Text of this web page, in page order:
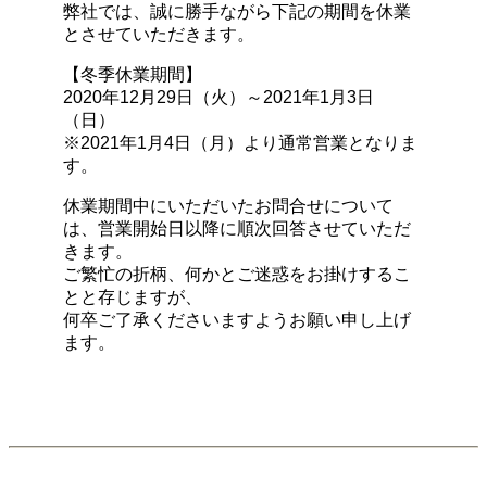
弊社では、誠に勝手ながら下記の期間を休業
とさせていただきます。
【冬季休業期間】
2020年12月29日（火）～2021年1月3日
（日）
※2021年1月4日（月）より通常営業となりま
す。
休業期間中にいただいたお問合せについて
は、営業開始日以降に順次回答させていただ
きます。
ご繁忙の折柄、何かとご迷惑をお掛けするこ
とと存じますが、
何卒ご了承くださいますようお願い申し上げ
ます。